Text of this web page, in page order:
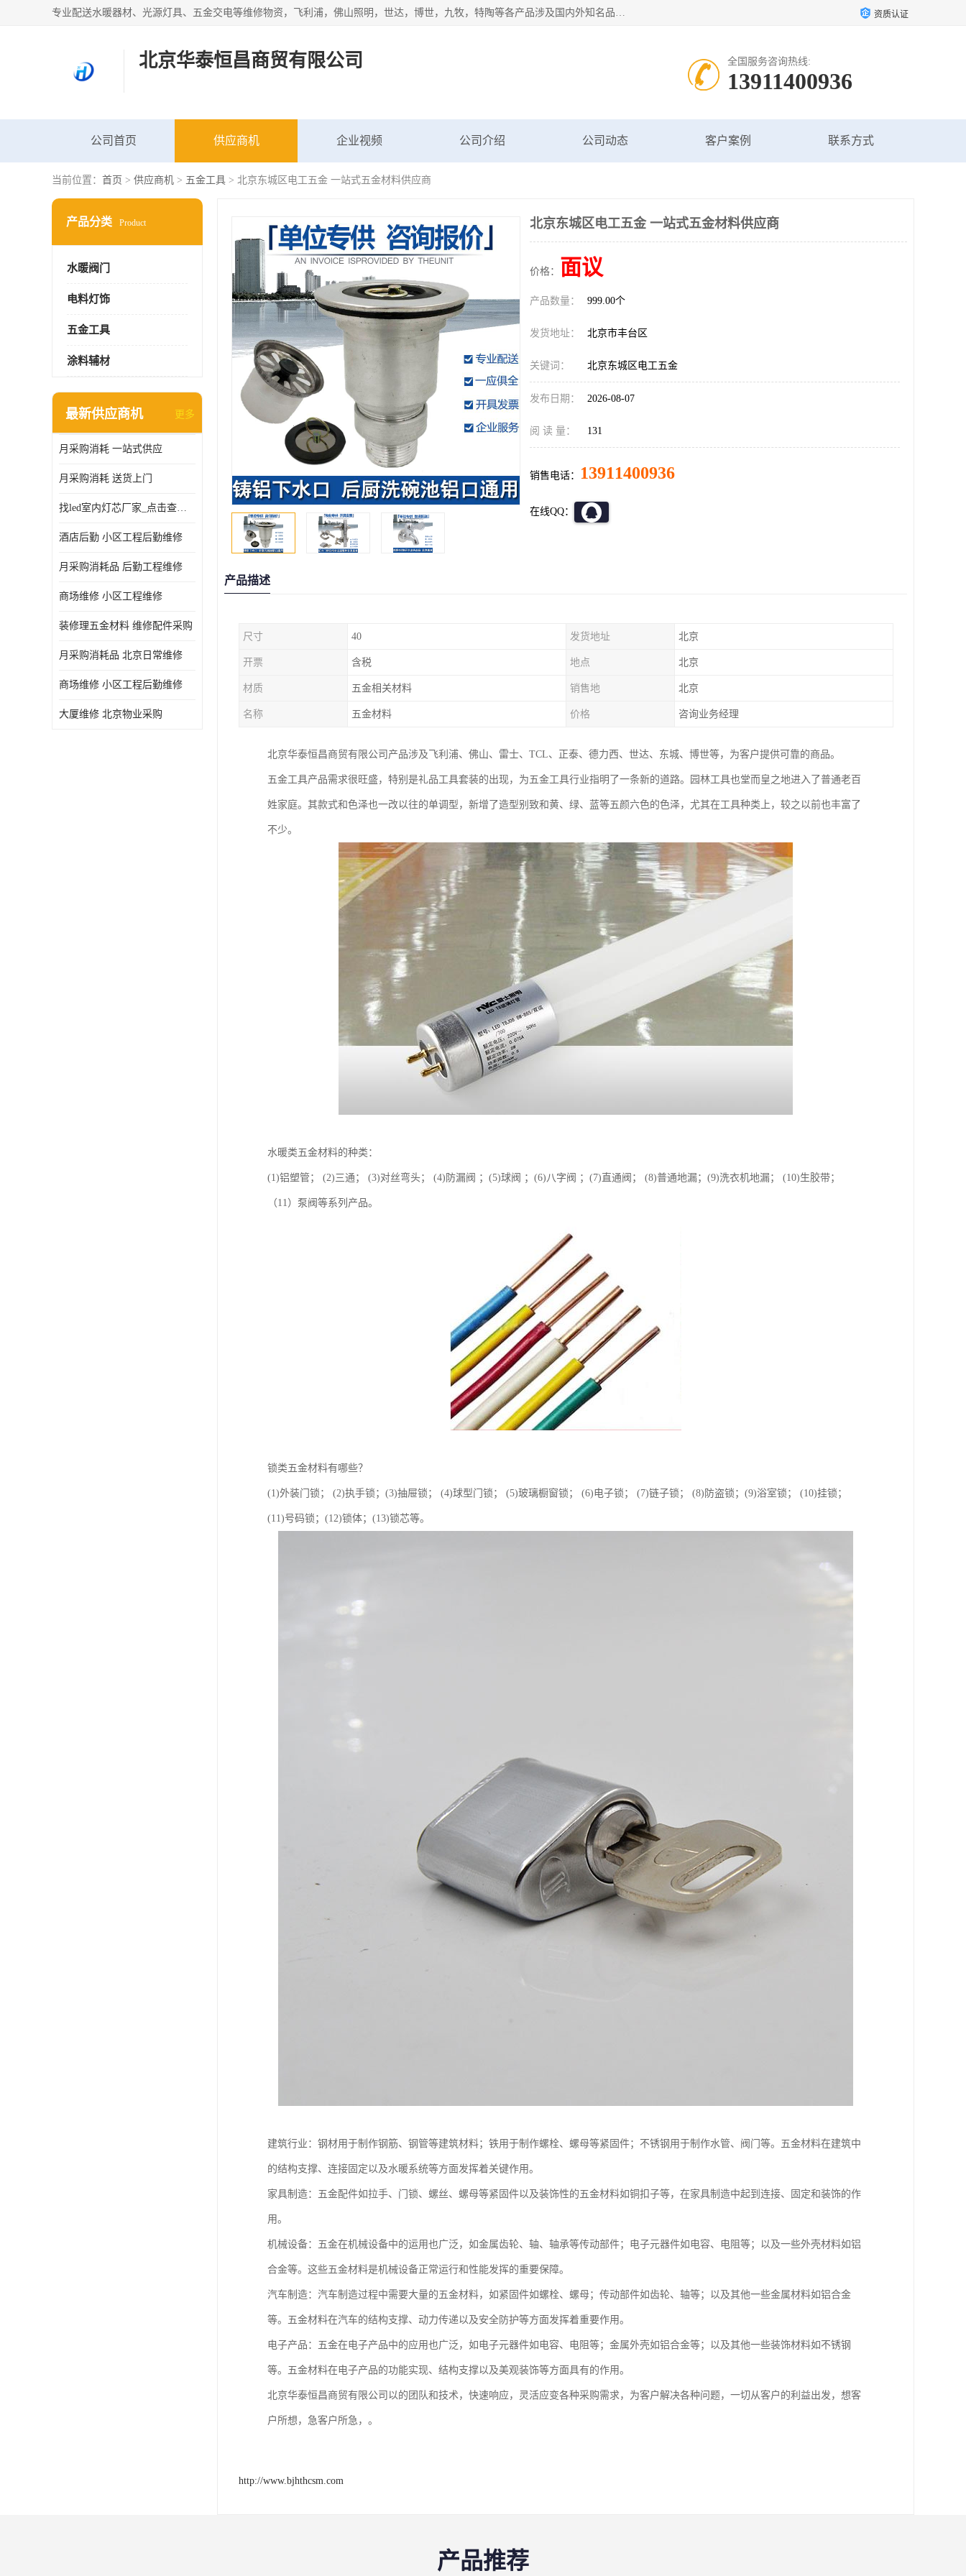
专业配送水暖器材、光源灯具、五金交电等维修物资，飞利浦，佛山照明，世达，博世，九牧，特陶等各产品涉及国内外知名品牌。公司专注与物业、学校、酒店、工厂等单位合作，提供一站式配送服务，降低客户综合成本。依托电子商务改变传统模式，以专业的团队为客户提供24H物资配送到达，货到月结、统一开票，便捷退换等服务，提高了企业的运营效率。 资质认证
北京华泰恒昌商贸有限公司 全国服务咨询热线:
13911400936
公司首页 供应商机 企业视频 公司介绍 公司动态 客户案例 联系方式
当前位置： 首页 > 供应商机 > 五金工具 > 北京东城区电工五金 一站式五金材料供应商
产品分类 Product
水暖阀门
电料灯饰
五金工具
涂料辅材
最新供应商机 更多
月采购消耗 一站式供应
月采购消耗 送货上门
找led室内灯芯厂家_点击查看更多
酒店后勤 小区工程后勤维修
月采购消耗品 后勤工程维修
商场维修 小区工程维修
装修理五金材料 维修配件采购
月采购消耗品 北京日常维修
商场维修 小区工程后勤维修
大厦维修 北京物业采购
北京东城区电工五金 一站式五金材料供应商
价格： 面议
产品数量： 999.00个
发货地址： 北京市丰台区
关键词： 北京东城区电工五金
发布日期： 2026-08-07
阅 读 量： 131
销售电话： 13911400936
在线QQ：
产品描述
尺寸 40 发货地址 北京
开票 含税 地点 北京
材质 五金相关材料 销售地 北京
名称 五金材料 价格 咨询业务经理
北京华泰恒昌商贸有限公司产品涉及飞利浦、佛山、雷士、TCL、正泰、德力西、世达、东城、博世等，为客户提供可靠的商品。
五金工具产品需求很旺盛，特别是礼品工具套装的出现，为五金工具行业指明了一条新的道路。园林工具也堂而皇之地进入了普通老百
姓家庭。其款式和色泽也一改以往的单调型，新增了造型别致和黄、绿、蓝等五颜六色的色泽，尤其在工具种类上，较之以前也丰富了
不少。
水暖类五金材料的种类：
(1)铝塑管； (2)三通； (3)对丝弯头； (4)防漏阀 ；(5)球阀 ；(6)八字阀 ；(7)直通阀； (8)普通地漏；(9)洗衣机地漏； (10)生胶带；
（11）泵阀等系列产品。
锁类五金材料有哪些？
(1)外装门锁； (2)执手锁；(3)抽屉锁； (4)球型门锁； (5)玻璃橱窗锁； (6)电子锁； (7)链子锁； (8)防盗锁；(9)浴室锁； (10)挂锁；
(11)号码锁；(12)锁体；(13)锁芯等。
建筑行业：钢材用于制作钢筋、钢管等建筑材料；铁用于制作螺栓、螺母等紧固件；不锈钢用于制作水管、阀门等。五金材料在建筑中
的结构支撑、连接固定以及水暖系统等方面发挥着关键作用。
家具制造：五金配件如拉手、门锁、螺丝、螺母等紧固件以及装饰性的五金材料如铜扣子等，在家具制造中起到连接、固定和装饰的作
用。
机械设备：五金在机械设备中的运用也广泛，如金属齿轮、轴、轴承等传动部件；电子元器件如电容、电阻等；以及一些外壳材料如铝
合金等。这些五金材料是机械设备正常运行和性能发挥的重要保障。
汽车制造：汽车制造过程中需要大量的五金材料，如紧固件如螺栓、螺母；传动部件如齿轮、轴等；以及其他一些金属材料如铝合金
等。五金材料在汽车的结构支撑、动力传递以及安全防护等方面发挥着重要作用。
电子产品：五金在电子产品中的应用也广泛，如电子元器件如电容、电阻等；金属外壳如铝合金等；以及其他一些装饰材料如不锈钢
等。五金材料在电子产品的功能实现、结构支撑以及美观装饰等方面具有的作用。
北京华泰恒昌商贸有限公司以的团队和技术，快速响应，灵活应变各种采购需求，为客户解决各种问题，一切从客户的利益出发，想客
户所想，急客户所急，。
http://www.bjhthcsm.com
产品推荐